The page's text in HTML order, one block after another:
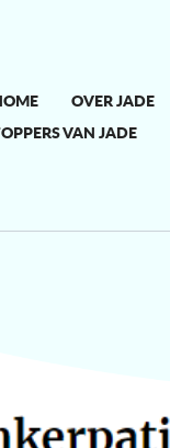
OVER JADE
VAN JADE